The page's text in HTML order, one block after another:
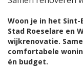
Woon je in het
Stad Roeselare en
wijkrenovatie.
comfortabele
én budget.